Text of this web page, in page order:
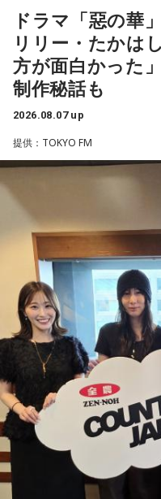
この日の放送をradikoタ
※放送エリア外の方は、プ
だけます。
＜番組概要＞
番組名：JA全農
放送エリア：TOKYO FM
ト
パーソナリティ：遠山大
番組Webサイト：
番組公式X：@JA_CDJ
＜番組概要＞
番組名：ローソン
パーソナリティ：日向坂
留花、松尾桜）
番組Webサイト：
番組公式X：
◆“真逆な作り方”で楽曲制
リーガルリリーは高校在学
クフェスにも多数出演す
サウスウエスト）」の出演
のライブも経験。そのほ
は主題歌と劇中歌を担当
ラマ版「惡の華」では、
そして、今秋には初のア
す。
遠山：僕は「惡の華」が
演の）あのちゃんと鈴木
たですけど、そういうド
の？
ほのか：私も今回初めて
まで作ってきたライブで
は全然違って……ドラマの
いうか。リーガルリリー
いるんですけれど、ドラ
といけないので、逆に聴
から、音楽を通して真逆
ゃ面白かったです。
ドラマ「惡の華
リリー・たかは
方が面白かった
制作秘話も
2026.08.07 up
提供：TOKYO FM